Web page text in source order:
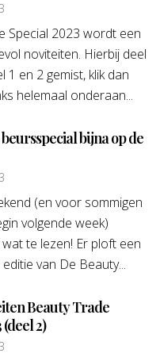
Special 2023 wordt een
noviteiten. Hierbij deel
1 en 2 gemist, klik dan
helemaal onderaan...
bijna op de
(en voor sommigen
volgende week)
te lezen! Er ploft een
van De Beauty...
Beauty Trade
(deel 2)